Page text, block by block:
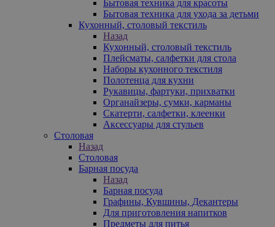
Бытовая техника для красоты
Бытовая техника для ухода за детьми
Кухонный, столовый текстиль
Назад
Кухонный, столовый текстиль
Плейсматы, салфетки для стола
Наборы кухонного текстиля
Полотенца для кухни
Рукавицы, фартуки, прихватки
Органайзеры, сумки, карманы
Скатерти, салфетки, клеенки
Аксессуары для стульев
Столовая
Назад
Столовая
Барная посуда
Назад
Барная посуда
Графины, Кувшины, Декантеры
Для приготовления напитков
Предметы для питья